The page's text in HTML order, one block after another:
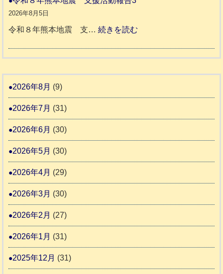
市
川
城
リ
ー
4
老
6
2026年8月5日
令和８年熊本地震 支…続きを読む
和
熊
震
援
報
2026年8月 (9)
2026年7月 (31)
2026年6月 (30)
2026年5月 (30)
2026年4月 (29)
2026年3月 (30)
2026年2月 (27)
2026年1月 (31)
2025年12月 (31)